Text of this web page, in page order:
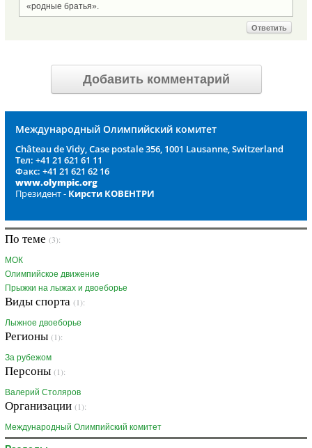
«родные братья».
Ответить
Добавить комментарий
Международный Олимпийский комитет
Château de Vidy, Case postale 356, 1001 Lausanne, Switzerland
Тел: +41 21 621 61 11
Факс: +41 21 621 62 16
www.olympic.org
Президент - Кирсти КОВЕНТРИ
По теме (3):
МОК
Олимпийское движение
Прыжки на лыжах и двоеборье
Виды спорта (1):
Лыжное двоеборье
Регионы (1):
За рубежом
Персоны (1):
Валерий Столяров
Организации (1):
Международный Олимпийский комитет